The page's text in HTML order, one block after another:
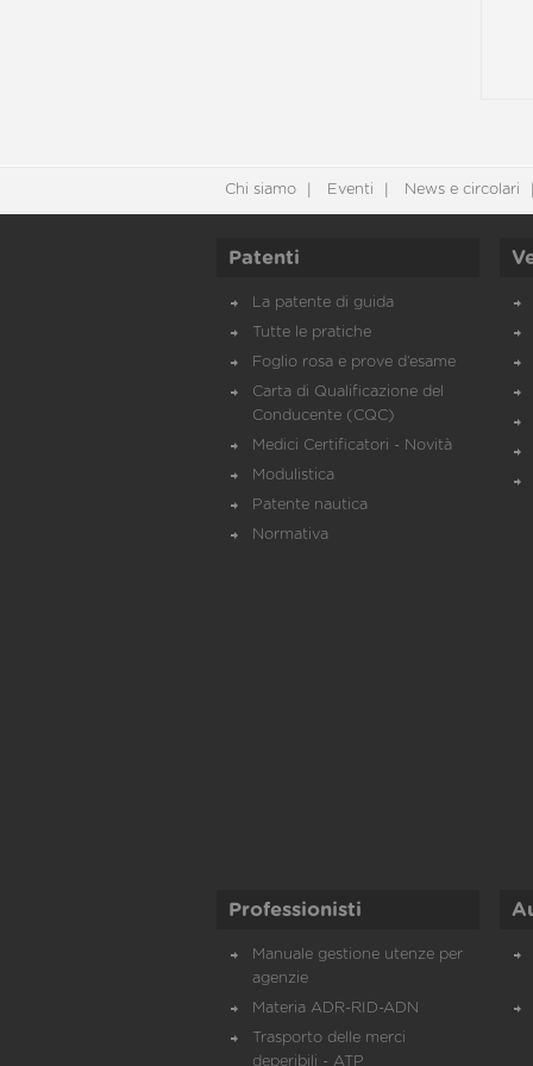
Chi siamo Eventi News e circolari
Patenti
La patente di guida
Tutte le pratiche
Foglio rosa e prove d’esame
Carta di Qualificazione del
Conducente (CQC)
Medici Certificatori - Novità
Modulistica
Patente nautica
Normativa
Professionisti
Manuale gestione utenze per
agenzie
Materia ADR-RID-ADN
Trasporto delle merci
deperibili - ATP